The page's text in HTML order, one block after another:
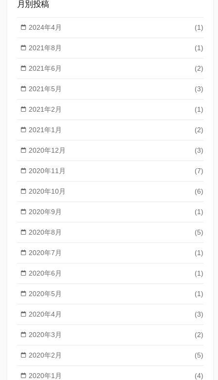
月別投稿
2024年4月 (1)
2021年8月 (1)
2021年6月 (2)
2021年5月 (3)
2021年2月 (1)
2021年1月 (2)
2020年12月 (3)
2020年11月 (7)
2020年10月 (6)
2020年9月 (1)
2020年8月 (5)
2020年7月 (1)
2020年6月 (1)
2020年5月 (1)
2020年4月 (3)
2020年3月 (2)
2020年2月 (5)
2020年1月 (4)